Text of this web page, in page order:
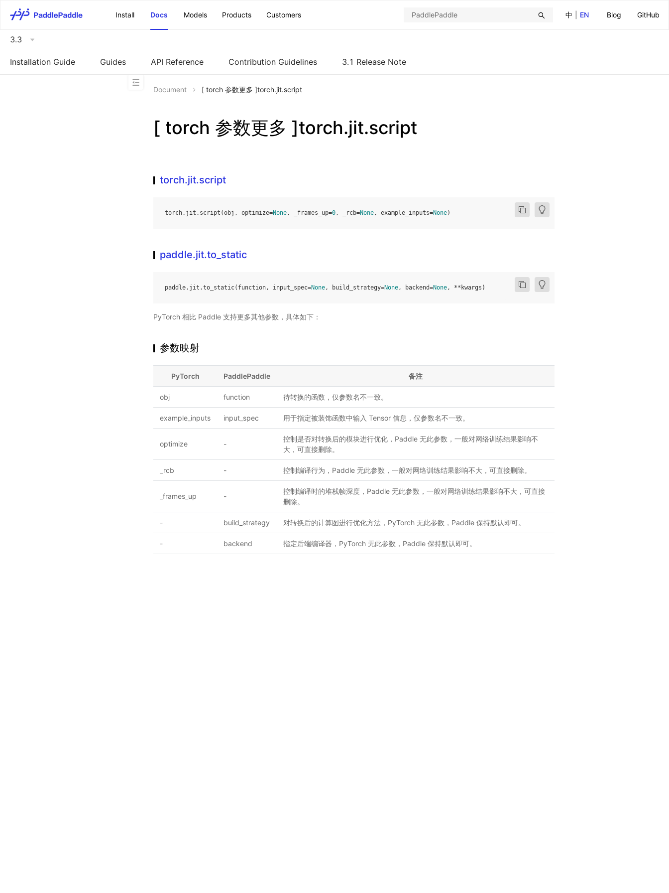
中
EN Blog GitHub
Install Docs Models Products Customers
3.3
Installation Guide Guides API Reference Contribution Guidelines 3.1 Release Note
Document [ torch 参数更多 ]torch.jit.script
[ torch 参数更多 ]torch.jit.script
torch.jit.script
torch. jit . script (obj , optimize=None, _frames_up=0, _rcb=None, example_inputs=None)
paddle.jit.to_static
paddle. jit .to_static( function, input_spec=None, build_strategy=None, backend=None, ** kwargs )
PyTorch 相比 Paddle 支持更多其他参数，具体如下：
参数映射
PyTorch PaddlePaddle 备注
obj function 待转换的函数，仅参数名不一致。
example_inputs input_spec 用于指定被装饰函数中输入 Tensor 信息，仅参数名不一致。
optimize -
控制是否对转换后的模块进行优化，Paddle 无此参数，一般对网络训练结果影响不
大，可直接删除。
_rcb - 控制编译行为，Paddle 无此参数，一般对网络训练结果影响不大，可直接删除。
_frames_up -
控制编译时的堆栈帧深度，Paddle 无此参数，一般对网络训练结果影响不大，可直接
删除。
- build_strategy 对转换后的计算图进行优化方法，PyTorch 无此参数，Paddle 保持默认即可。
- backend 指定后端编译器，PyTorch 无此参数，Paddle 保持默认即可。